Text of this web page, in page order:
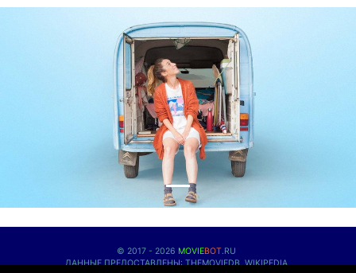
© 2017 - 2026 MOVIEBOT.RU
ДАННЫЕ ПРЕДОСТАВЛЕНЫ:THEMOVIEDB,WIKIPEDIA